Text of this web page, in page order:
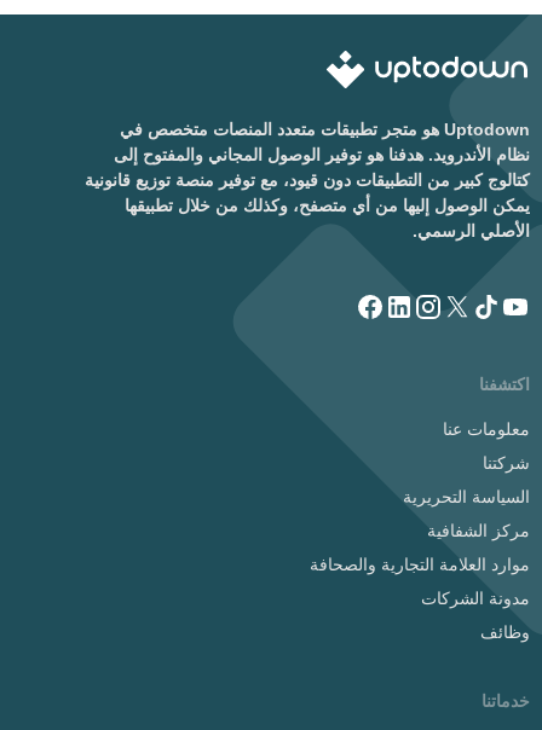
Uptodown هو متجر تطبيقات متعدد المنصات متخصص في
نظام الأندرويد. هدفنا هو توفير الوصول المجاني والمفتوح إلى
كتالوج كبير من التطبيقات دون قيود، مع توفير منصة توزيع قانونية
يمكن الوصول إليها من أي متصفح، وكذلك من خلال تطبيقها
الأصلي الرسمي.
اكتشفنا
معلومات عنا
شركتنا
السياسة التحريرية
مركز الشفافية
موارد العلامة التجارية والصحافة
مدونة الشركات
وظائف
خدماتنا